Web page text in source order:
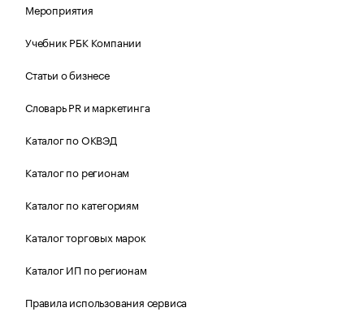
Мероприятия
Учебник РБК Компании
Статьи о бизнесе
Словарь PR и маркетинга
Каталог по ОКВЭД
Каталог по регионам
Каталог по категориям
Каталог торговых марок
Каталог ИП по регионам
Правила использования сервиса